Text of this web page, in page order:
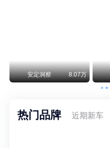
安定洞察 8.07万
热门品牌 近期新车